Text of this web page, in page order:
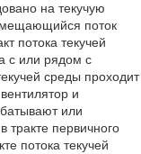
на текучую
поток
потока текучей
с или рядом с
среды проходит
и
или
тракте первичного
потока текучей